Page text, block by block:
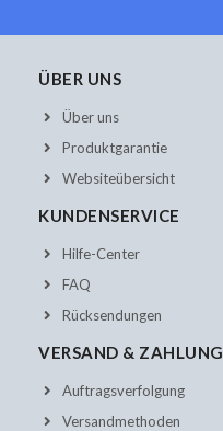
ÜBER UNS
Über uns
Produktgarantie
Websiteübersicht
KUNDENSERVICE
Hilfe-Center
FAQ
Rücksendungen
VERSAND & ZAHLUNG
Auftragsverfolgung
Versandmethoden